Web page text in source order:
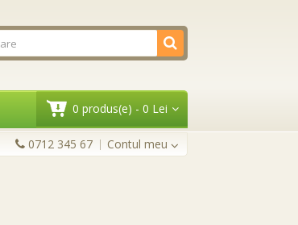
0 produs(e) - 0 Lei
0712 345 67 Contul meu